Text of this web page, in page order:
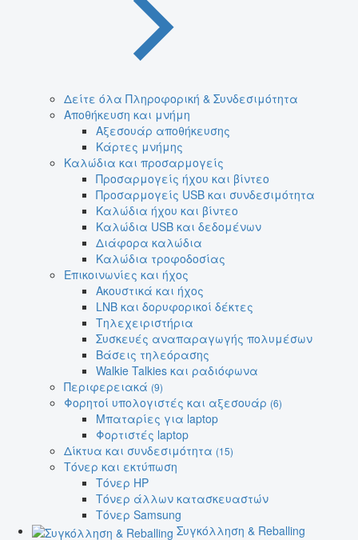
Δείτε όλα Πληροφορική & Συνδεσιμότητα
Αποθήκευση και μνήμη
Αξεσουάρ αποθήκευσης
Κάρτες μνήμης
Καλώδια και προσαρμογείς
Προσαρμογείς ήχου και βίντεο
Προσαρμογείς USB και συνδεσιμότητα
Καλώδια ήχου και βίντεο
Καλώδια USB και δεδομένων
Διάφορα καλώδια
Καλώδια τροφοδοσίας
Επικοινωνίες και ήχος
Ακουστικά και ήχος
LNB και δορυφορικοί δέκτες
Τηλεχειριστήρια
Συσκευές αναπαραγωγής πολυμέσων
Βάσεις τηλεόρασης
Walkie Talkies και ραδιόφωνα
Περιφερειακά (9)
Φορητοί υπολογιστές και αξεσουάρ (6)
Μπαταρίες για laptop
Φορτιστές laptop
Δίκτυα και συνδεσιμότητα (15)
Τόνερ και εκτύπωση
Τόνερ HP
Τόνερ άλλων κατασκευαστών
Τόνερ Samsung
Συγκόλληση & Reballing